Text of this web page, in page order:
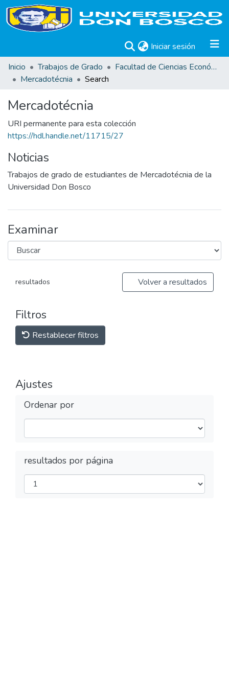
Iniciar sesión (current)
Inicio
Trabajos de Grado
Facultad de Ciencias Económicas
Mercadotécnia
Search
Mercadotécnia
URI permanente para esta colección
https://hdl.handle.net/11715/27
Noticias
Trabajos de grado de estudiantes de Mercadotécnia de la
Universidad Don Bosco
Examinar
resultados Volver a resultados
Filtros
Restablecer filtros
Ajustes
Ordenar por
resultados por página